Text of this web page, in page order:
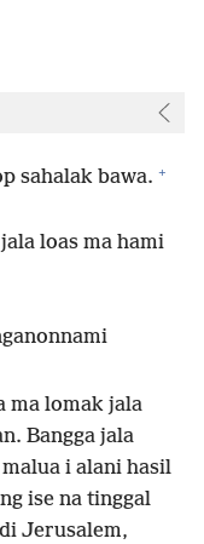
sahalak bawa. +
loas ma hami
ma lomak jala
Bangga jala
i alani hasil
ise na tinggal
Jerusalem,